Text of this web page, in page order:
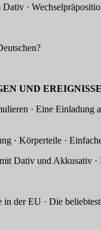
·
EREIGNISSE
Einladung
· Einfache
Dativ und Akkusativ ·
beliebteste